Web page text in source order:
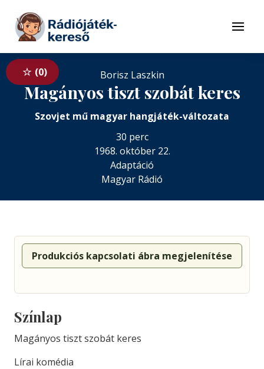
Tovább a tartalomhoz
Menü
0 Borisz Laszkin
Magányos tiszt szobát keres
Szovjet mű magyar hangjáték-változata
30 perc
1968. október 22.
Adaptáció
Magyar Rádió
Produkciós kapcsolati ábra megjelenítése
Színlap
Magányos tiszt szobát keres
Lírai komédia